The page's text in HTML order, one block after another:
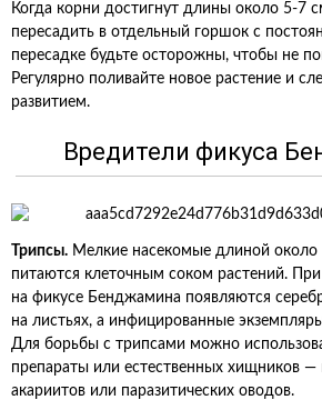
Когда корни достигнут длины около 5-7
пересадить в отдельный горшок с
пересадке будьте осторожны, чтобы не
Регулярно поливайте новое растение и
развитием.
Вредители фикуса
Трипсы. Мелкие насекомые длиной
питаются клеточным соком растений.
на фикусе Бенджамина появляются
на листьях, а инфицированные
Для борьбы с трипсами можно
препараты или естественных хищников —
акариитов или паразитических оводов.